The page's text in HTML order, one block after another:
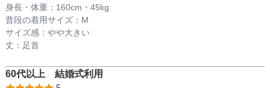
パンツのサイズ
サイズ (cm)
インナー
透け感
身長・体重： 160cm・ 45kg
普段の着用サイズ： M
サイズ感： やや大きい
丈： 足首
60代以上 結婚式利用